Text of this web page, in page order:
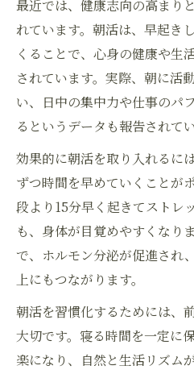
最近では、健康志向の高まり
れています。朝活は、早起き
くることで、心身の健康や生
されています。実際、朝に活
い、日中の集中力や仕事のパ
るというデータも報告されてい
効果的に朝活を取り入れるに
ずつ時間を早めていくことが
段より15分早く起きてストレ
も、身体が目覚めやすくなり
で、ホルモン分泌が促進され
上にもつながります。
朝活を習慣化するためには、
大切です。寝る時間を一定に
楽になり、自然と生活リズム
お問い合わ